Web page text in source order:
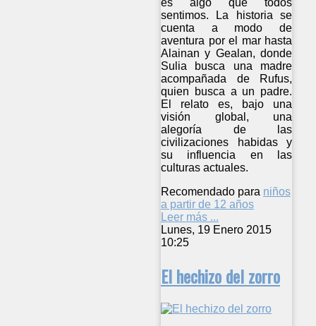
es algo que todos
sentimos. La historia se
cuenta a modo de
aventura por el mar hasta
Alainan y Gealan, donde
Sulia busca una madre
acompañada de Rufus,
quien busca a un padre.
El relato es, bajo una
visión global, una
alegoría de las
civilizaciones habidas y
su influencia en las
culturas actuales.
Recomendado para niños
a partir de 12 años
Leer más ...
Lunes, 19 Enero 2015
10:25
El hechizo del zorro